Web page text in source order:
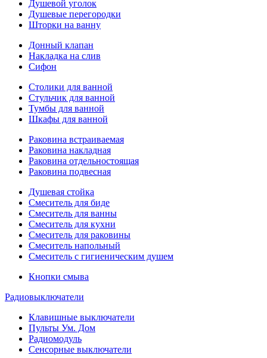
Душевой уголок
Душевые перегородки
Шторки на ванну
Донный клапан
Накладка на слив
Сифон
Столики для ванной
Стульчик для ванной
Тумбы для ванной
Шкафы для ванной
Раковина встраиваемая
Раковина накладная
Раковина отдельностоящая
Раковина подвесная
Душевая стойка
Смеситель для биде
Смеситель для ванны
Смеситель для кухни
Смеситель для раковины
Смеситель напольный
Смеситель с гигиеническим душем
Кнопки смыва
Радиовыключатели
Клавишные выключатели
Пульты Ум. Дом
Радиомодуль
Сенсорные выключатели